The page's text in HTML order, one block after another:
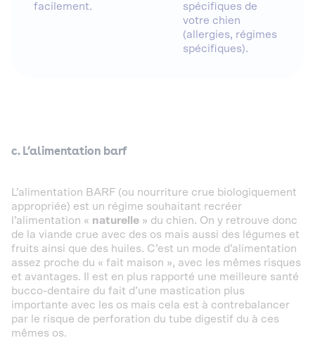
facilement.
spécifiques de
votre chien
(allergies, régimes
spécifiques).
c. L’alimentation barf
L’alimentation BARF (ou nourriture crue biologiquement
appropriée) est un régime souhaitant recréer
l’alimentation « naturelle » du chien. On y retrouve donc
de la viande crue avec des os mais aussi des légumes et
fruits ainsi que des huiles. C’est un mode d’alimentation
assez proche du « fait maison », avec les mêmes risques
et avantages. Il est en plus rapporté une meilleure santé
bucco-dentaire du fait d’une mastication plus
importante avec les os mais cela est à contrebalancer
par le risque de perforation du tube digestif du à ces
mêmes os.